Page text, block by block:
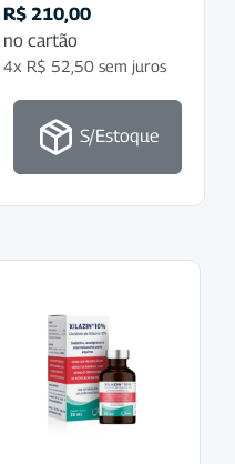
R$ 210,00
no cartão
4x R$ 52,50 sem juros
S/Estoque